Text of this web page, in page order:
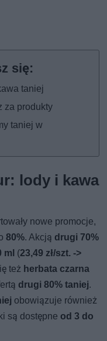
taniej
za produkty
taniej w
lody i kawa
nowe promocje,
80%. Akcją drugi 70%
ml (23,49 zł/szt. ->
też herbata czarna
drugi 80% taniej.
obowiązuje również
są dostępne od 3 do